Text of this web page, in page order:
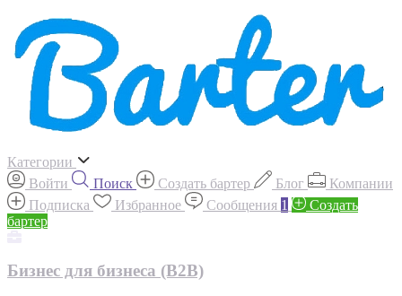
Категории
Войти
Поиск Создать бартер Блог
Компании
Подписка
Избранное Сообщения 1
Создать
бартер
Бизнес для бизнеса (B2B)